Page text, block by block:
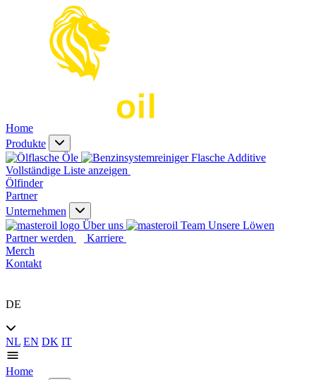
Home
Produkte
Öle
Additive
Vollständige Liste anzeigen
Ölfinder
Partner
Unternehmen
Über uns
Unsere Löwen
Partner werden
Karriere
Merch
Kontakt
DE
NL EN DK IT
Home